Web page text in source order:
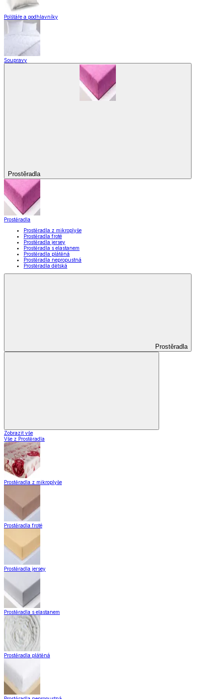
Polštáře a podhlavníky
Soupravy
Prostěradla
Prostěradla
Prostěradla z mikroplyše
Prostěradla froté
Prostěradla jersey
Prostěradla s elastanem
Prostěradla plátěná
Prostěradla nepropustná
Prostěradla dětská
Prostěradla
Zobrazit vše
Vše z Prostěradla
Prostěradla z mikroplyše
Prostěradla froté
Prostěradla jersey
Prostěradla s elastanem
Prostěradla plátěná